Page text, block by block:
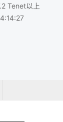
Tenet以上